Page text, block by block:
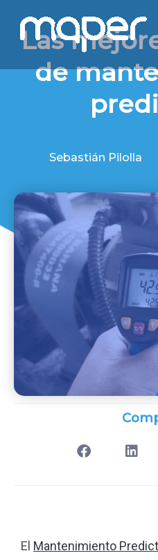
contenido
Las
de
Sebastián Pilolla
El Mantenimiento